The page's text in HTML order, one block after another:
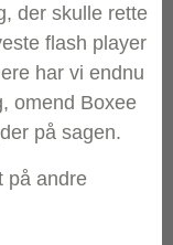
der skulle rette
flash player
har vi endnu
omend Boxee
på sagen.
på andre